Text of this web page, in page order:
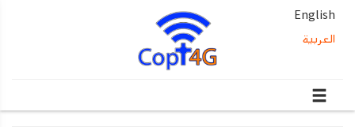
English
العربية